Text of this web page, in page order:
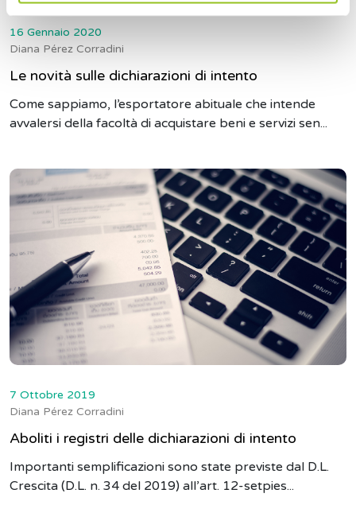
16 Gennaio 2020
Diana Pérez Corradini
Le novità sulle dichiarazioni di intento
Come sappiamo, l’esportatore abituale che intende
avvalersi della facoltà di acquistare beni e servizi sen...
7 Ottobre 2019
Diana Pérez Corradini
Aboliti i registri delle dichiarazioni di intento
Importanti semplificazioni sono state previste dal D.L.
Crescita (D.L. n. 34 del 2019) all’art. 12-setpies...